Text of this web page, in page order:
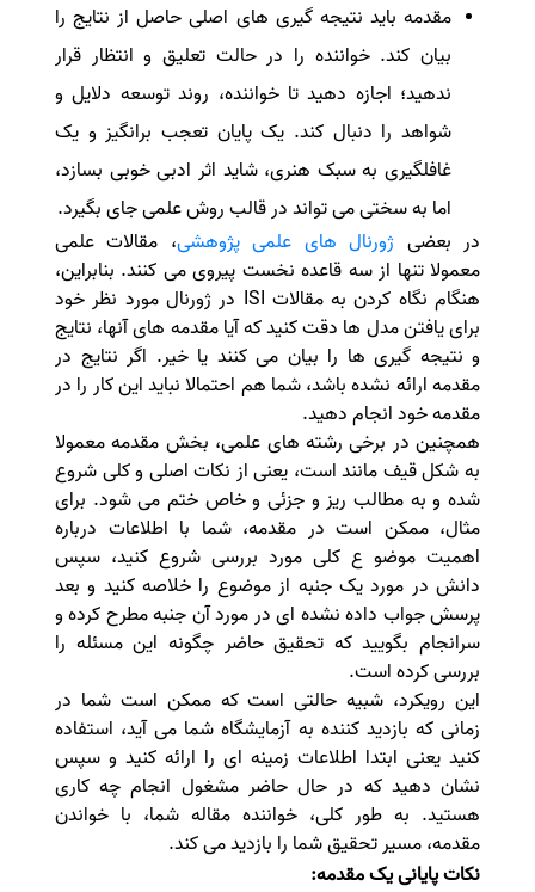
مقدمه باید نتیجه گیری های اصلی حاصل از نتایج را
بیان کند. خواننده را در حالت تعلیق و انتظار قرار
ندهید؛ اجازه دهید تا خواننده، روند توسعه دلایل و
شواهد را دنبال کند. یک پایان تعجب برانگیز و یک
غافلگیری به سبک هنری، شاید اثر ادبی خوبی بسازد،
اما به سختی می تواند در قالب روش علمی جای بگیرد.
در بعضی ژورنال های علمی پژوهشی، مقالات علمی
معمولا تنها از سه قاعده نخست پیروی می کنند. بنابراین،
هنگام نگاه کردن به مقالات ISI در ژورنال مورد نظر خود
برای یافتن مدل ها دقت کنید که آیا مقدمه های آنها، نتایج
و نتیجه گیری ها را بیان می کنند یا خیر. اگر نتایج در
مقدمه ارائه نشده باشد، شما هم احتمالا نباید این کار را در
مقدمه خود انجام دهید.
همچنین در برخی رشته های علمی، بخش مقدمه معمولا
به شکل قیف مانند است، یعنی از نکات اصلی و کلی شروع
شده و به مطالب ریز و جزئی و خاص ختم می شود. برای
مثال، ممکن است در مقدمه، شما با اطلاعات درباره
اهمیت موضو ع کلی مورد بررسی شروع کنید، سپس
دانش در مورد یک جنبه از موضوع را خلاصه کنید و بعد
پرسش جواب داده نشده ای در مورد آن جنبه مطرح کرده و
سرانجام بگویید که تحقیق حاضر چگونه این مسئله را
بررسی کرده است.
این رویکرد، شبیه حالتی است که ممکن است شما در
زمانی که بازدید کننده به آزمایشگاه شما می آید، استفاده
کنید یعنی ابتدا اطلاعات زمینه ای را ارائه کنید و سپس
نشان دهید که در حال حاضر مشغول انجام چه کاری
هستید. به طور کلی، خواننده مقاله شما، با خواندن
مقدمه، مسیر تحقیق شما را بازدید می کند.
نکات پایانی یک مقدمه: